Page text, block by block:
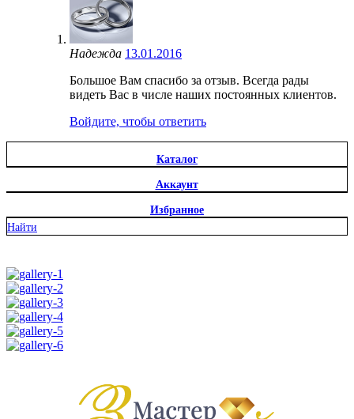
Надежда 13.01.2016
Большое Вам спасибо за отзыв. Всегда рады
видеть Вас в числе наших постоянных клиентов.
Войдите, чтобы ответить
Каталог
Аккаунт
Избранное
Найти